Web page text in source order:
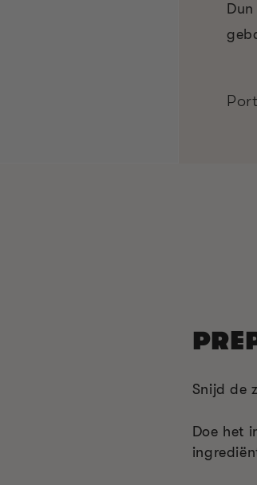
Snijd de
Doe het